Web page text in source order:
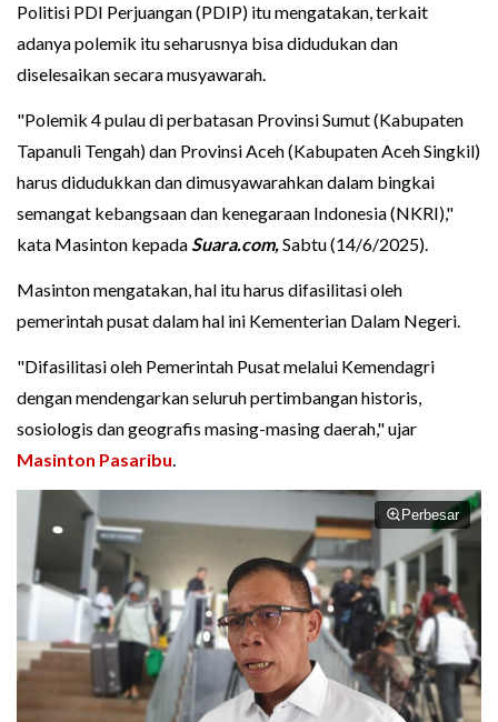
Politisi PDI Perjuangan (PDIP) itu mengatakan, terkait
adanya polemik itu seharusnya bisa didudukan dan
diselesaikan secara musyawarah.
"Polemik 4 pulau di perbatasan Provinsi Sumut (Kabupaten
Tapanuli Tengah) dan Provinsi Aceh (Kabupaten Aceh Singkil)
harus didudukkan dan dimusyawarahkan dalam bingkai
semangat kebangsaan dan kenegaraan Indonesia (NKRI),"
kata Masinton kepadaSuara.com,Sabtu (14/6/2025).
Masinton mengatakan, hal itu harus difasilitasi oleh
pemerintah pusat dalam hal ini Kementerian Dalam Negeri.
"Difasilitasi oleh Pemerintah Pusat melalui Kemendagri
dengan mendengarkan seluruh pertimbangan historis,
sosiologis dan geografis masing-masing daerah," ujar
Masinton Pasaribu.
Perbesar